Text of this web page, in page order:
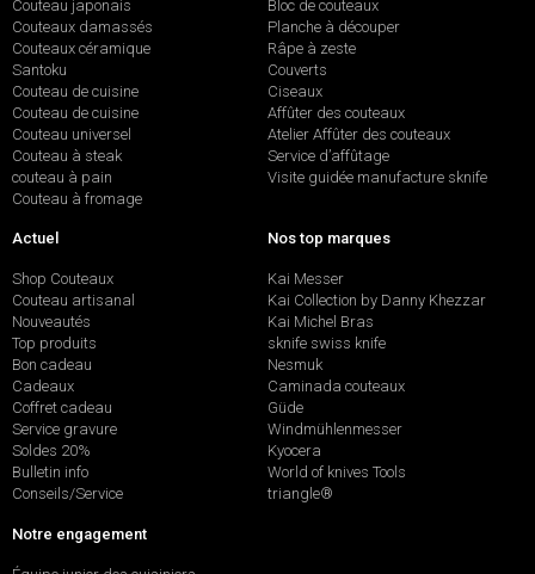
Couteau japonais
Couteaux damassés
Couteaux céramique
Santoku
Couteau de cuisine
Couteau de cuisine
Couteau universel
Couteau à steak
couteau à pain
Couteau à fromage
Bloc de couteaux
Planche à découper
Râpe à zeste
Couverts
Ciseaux
Affûter des couteaux
Atelier Affûter des couteaux
Service d’affûtage
Visite guidée manufacture sknife
Actuel
Shop Couteaux
Couteau artisanal
Nouveautés
Top produits
Bon cadeau
Cadeaux
Coffret cadeau
Service gravure
Soldes 20%
Bulletin info
Conseils/Service
Nos top marques
Kai Messer
Kai Collection by Danny Khezzar
Kai Michel Bras
sknife swiss knife
Nesmuk
Caminada couteaux
Güde
Windmühlenmesser
Kyocera
World of knives Tools
triangle®
Notre engagement